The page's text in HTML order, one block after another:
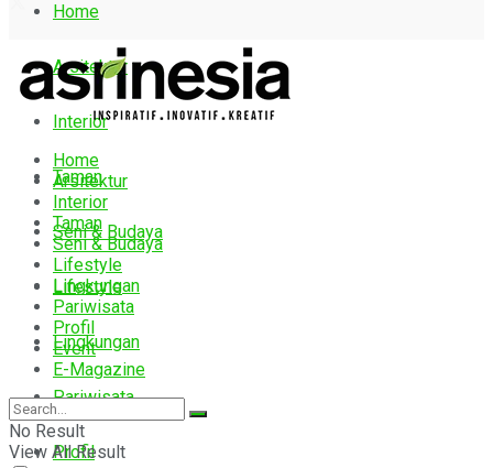
Home
Arsitektur
Interior
Taman
Seni & Budaya
Lifestyle
Lingkungan
Pariwisata
Profil
Home
Arsitektur
Interior
Taman
Seni & Budaya
Lifestyle
Lingkungan
Pariwisata
Profil
Event
E-Magazine
No Result
View All Result